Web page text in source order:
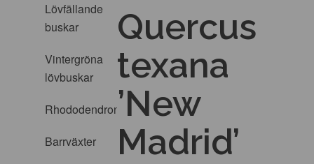
Lövfällande
buskar
Vintergröna
lövbuskar
Rhododendron
Barrväxter
Quercus
texana
’New
Madrid’